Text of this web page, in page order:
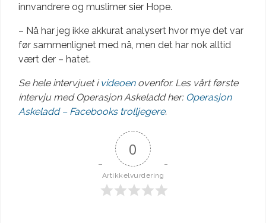
innvandrere og muslimer sier Hope.
– Nå har jeg ikke akkurat analysert hvor mye det var
før sammenlignet med nå, men det har nok alltid
vært der – hatet.
Se hele intervjuet ivideoenovenfor. Les vårt første
intervju med Operasjon Askeladd her: Operasjon
Askeladd – Facebooks trolljegere.
0
Artikkelvurdering